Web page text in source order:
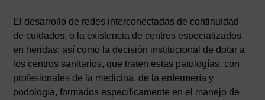
El desarrollo de redes interconectadas de continuidad
de cuidados, o la existencia de centros especializados
en heridas; así como la decisión institucional de dotar a
los centros sanitarios, que traten estas patologías, con
profesionales de la medicina, de la enfermería y
podología, formados específicamente en el manejo de